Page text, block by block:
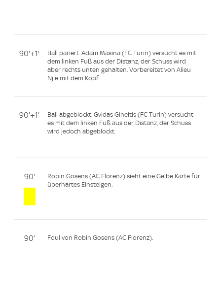
90'+1'
Ball pariert. Adam Masina (FC Turin) versucht es mit
dem linken Fuß aus der Distanz, der Schuss wird
aber rechts unten gehalten. Vorbereitet von Alieu
Njie mit dem Kopf.
90'+1'
Ball abgeblockt. Gvidas Gineitis (FC Turin) versucht
es mit dem linken Fuß aus der Distanz, der Schuss
wird jedoch abgeblockt.
90'
Robin Gosens (AC Florenz) sieht eine Gelbe Karte für
überhartes Einsteigen.
90' Foul von Robin Gosens (AC Florenz).